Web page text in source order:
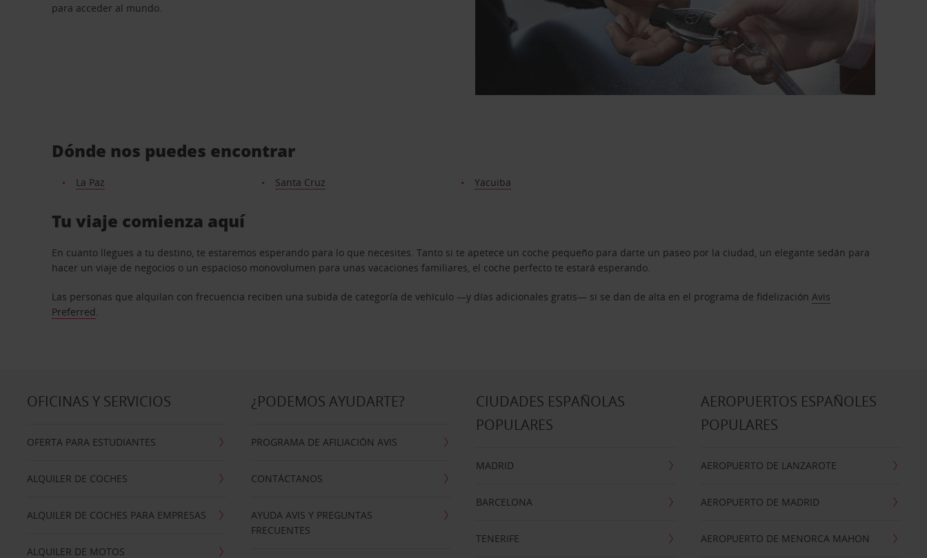
para acceder al mundo.
Dónde nos puedes encontrar
La Paz Santa Cruz Yacuiba
Tu viaje comienza aquí
En cuanto llegues a tu destino, te estaremos esperando para lo que necesites. Tanto si te apetece un coche pequeño para darte un paseo por la ciudad, un elegante sedán para
hacer un viaje de negocios o un espacioso monovolumen para unas vacaciones familiares, el coche perfecto te estará esperando.
Las personas que alquilan con frecuencia reciben una subida de categoría de vehículo —y días adicionales gratis— si se dan de alta en el programa de fidelizaciónAvis
Preferred.
OFICINAS Y SERVICIOS
OFERTA PARA ESTUDIANTES
ALQUILER DE COCHES
ALQUILER DE COCHES PARA EMPRESAS
ALQUILER DE MOTOS
¿PODEMOS AYUDARTE?
PROGRAMA DE AFILIACIÓN AVIS
CONTÁCTANOS
AYUDA AVIS Y PREGUNTAS
FRECUENTES
CIUDADES ESPAÑOLAS
POPULARES
MADRID
BARCELONA
TENERIFE
AEROPUERTOS ESPAÑOLES
POPULARES
AEROPUERTO DE LANZAROTE
AEROPUERTO DE MADRID
AEROPUERTO DE MENORCA MAHON